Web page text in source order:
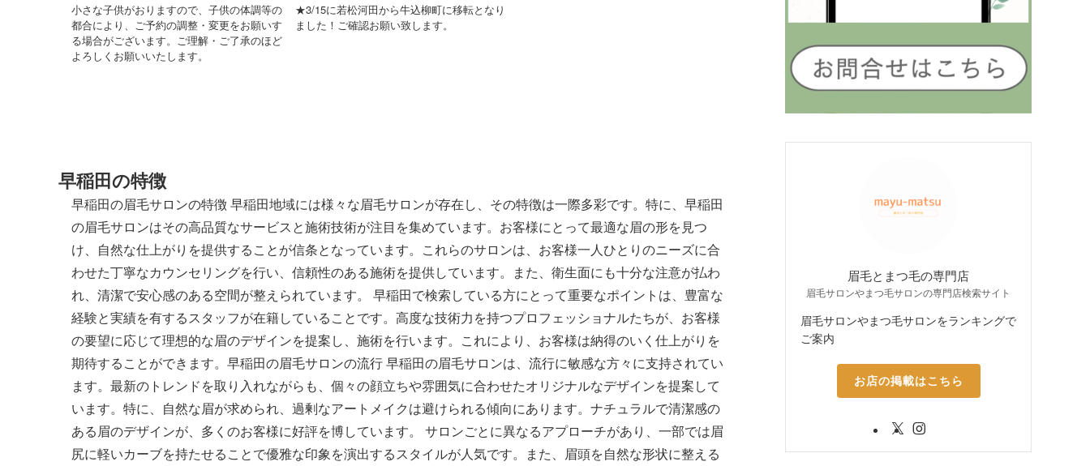
小さな子供がおりますので、子供の体調等の
都合により、ご予約の調整・変更をお願いす
る場合がございます。ご理解・ご了承のほど
よろしくお願いいたします。
★3/15に若松河田から牛込柳町に移転となり
ました！ご確認お願い致します。
早稲田の特徴
早稲田の眉毛サロンの特徴 早稲田地域には様々な眉毛サロンが存在し、その特徴は一際多彩です。特に、早稲田
の眉毛サロンはその高品質なサービスと施術技術が注目を集めています。お客様にとって最適な眉の形を見つ
け、自然な仕上がりを提供することが信条となっています。これらのサロンは、お客様一人ひとりのニーズに合
わせた丁寧なカウンセリングを行い、信頼性のある施術を提供しています。また、衛生面にも十分な注意が払わ
れ、清潔で安心感のある空間が整えられています。 早稲田で検索している方にとって重要なポイントは、豊富な
経験と実績を有するスタッフが在籍していることです。高度な技術力を持つプロフェッショナルたちが、お客様
の要望に応じて理想的な眉のデザインを提案し、施術を行います。これにより、お客様は納得のいく仕上がりを
期待することができます。 ​​早稲田の眉毛サロンの流行 早稲田の眉毛サロンは、流行に敏感な方々に支持されてい
ます。最新のトレンドを取り入れながらも、個々の顔立ちや雰囲気に合わせたオリジナルなデザインを提案して
います。特に、自然な眉が求められ、過剰なアートメイクは避けられる傾向にあります。ナチュラルで清潔感の
ある眉のデザインが、多くのお客様に好評を博しています。 サロンごとに異なるアプローチがあり、一部では眉
尻に軽いカーブを持たせることで優雅な印象を演出するスタイルが人気です。また、眉頭を自然な形状に整える
眉毛とまつ毛の専門店
眉毛サロンやまつ毛サロンの専門店検索サイト
眉毛サロンやまつ毛サロンをランキングで
ご案内
お店の掲載はこちら